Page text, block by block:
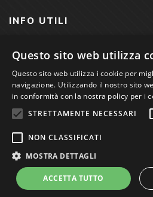
INFO UTILI
CONDIZIONI DI VENDITA
PRIVACY POLICY
COOKIE POLICY
Studio Bibliografico Scriptorium
nr. 01744000207
Power byGRAFFITI WEB
Questo sito web utilizza
Questo sito web utilizza i cookie per
navigazione. Utilizzando il nostro sito
in conformità con la nostra policy per i
STRETTAMENTE NECESSARI
NON CLASSIFICATI
MOSTRA DETTAGLI
ACCETTA TUTTO